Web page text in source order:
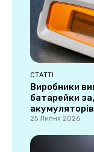
СТАТТІ
Виробники
батарейки
акумуляторів
25 Липня 2026